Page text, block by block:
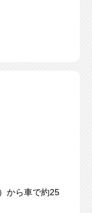
から車で約25